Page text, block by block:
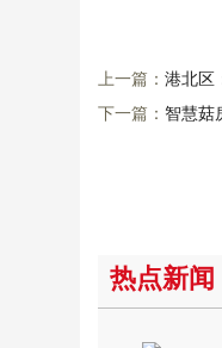
上一篇： 港北区
下一篇： 智慧菇
热点新闻